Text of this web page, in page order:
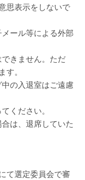
思表示をしないで
ール等による外部
きません。ただ
。
の入退室はご遠慮
ください。
は、退席していた
て選定委員会で審